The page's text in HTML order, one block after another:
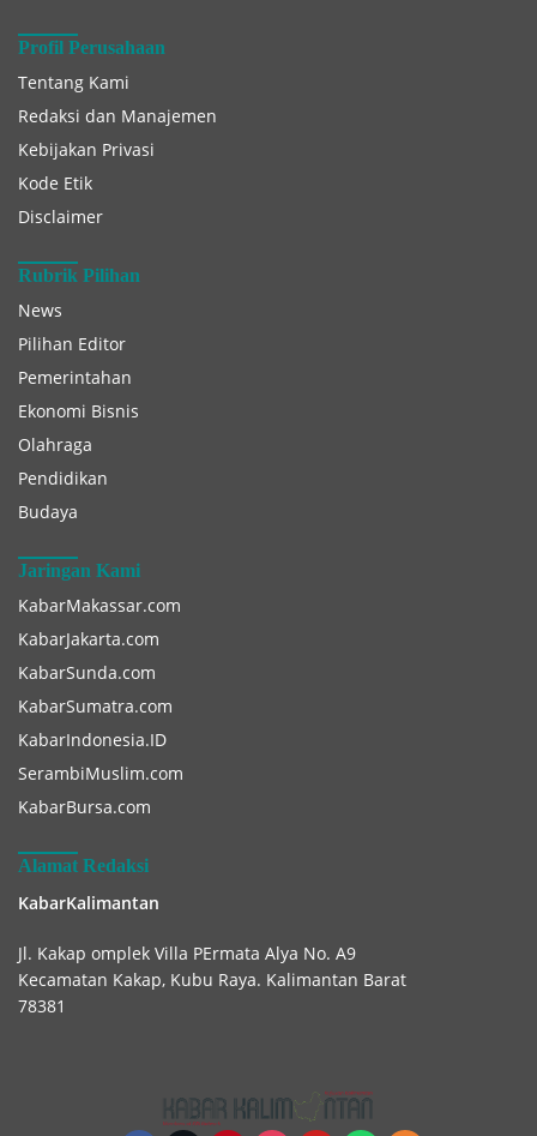
Profil Perusahaan
Tentang Kami
Redaksi dan Manajemen
Kebijakan Privasi
Kode Etik
Disclaimer
Rubrik Pilihan
News
Pilihan Editor
Pemerintahan
Ekonomi Bisnis
Olahraga
Pendidikan
Budaya
Jaringan Kami
KabarMakassar.com
KabarJakarta.com
KabarSunda.com
KabarSumatra.com
KabarIndonesia.ID
SerambiMuslim.com
KabarBursa.com
Alamat Redaksi
KabarKalimantan
Jl. Kakap omplek Villa PErmata Alya No. A9
Kecamatan Kakap, Kubu Raya. Kalimantan Barat
78381